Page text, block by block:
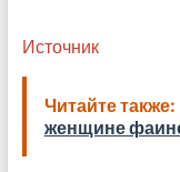
Источник
Читайте также:
женщине